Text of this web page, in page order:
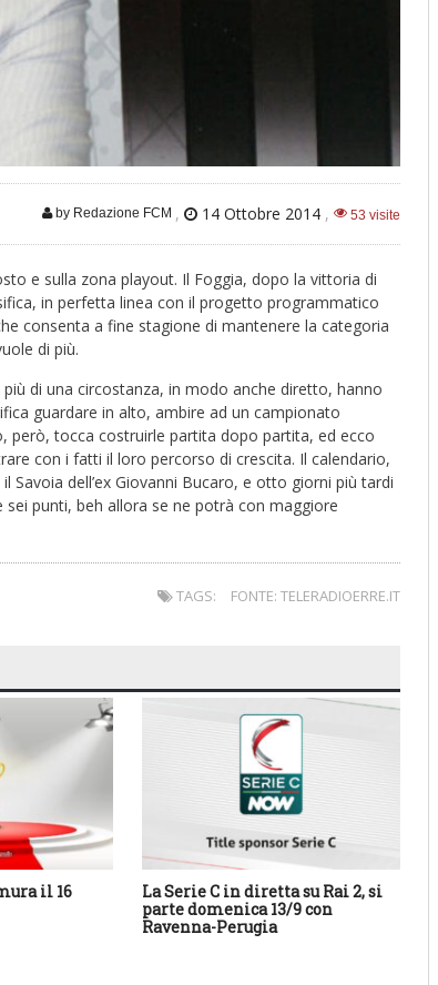
by Redazione FCM , 14 Ottobre 2014 , 53 visite
e sulla zona playout. Il Foggia, dopo la vittoria di
in perfetta linea con il progetto programmatico
consenta a fine stagione di mantenere la categoria
di più.
di una circostanza, in modo anche diretto, hanno
guardare in alto, ambire ad un campionato
però, tocca costruirle partita dopo partita, ed ecco
con i fatti il loro percorso di crescita. Il calendario,
dell’ex Giovanni Bucaro, e otto giorni più tardi
punti, beh allora se ne potrà con maggiore
TAGS: FONTE: TELERADIOERRE.IT
il 16
La Serie C in diretta su Rai 2, si
parte domenica 13/9 con
Ravenna-Perugia